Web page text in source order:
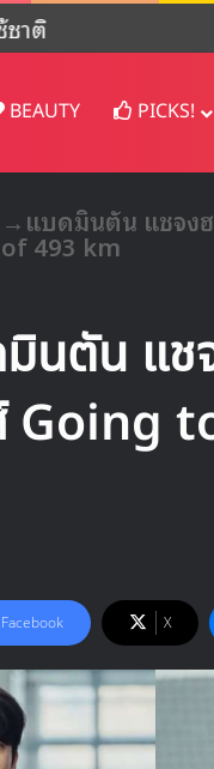
าติ
BEAUTY PICKS!
แบดมินตัน แชจงฮ
493 km
นตัน แช
Going
Facebook X